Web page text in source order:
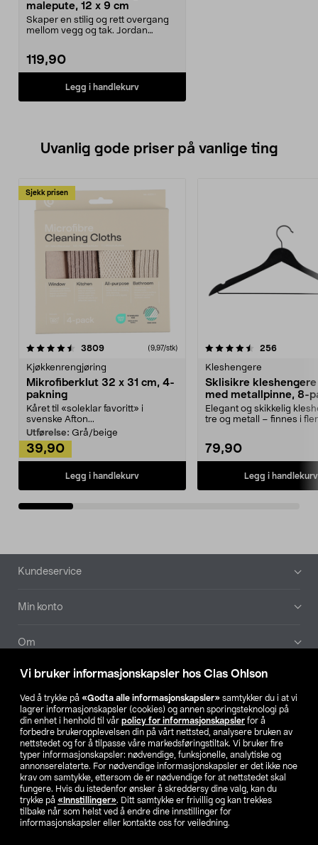
Vi bruker informasjonskapsler hos Clas Ohlson
Ved å trykke på «Godta alle informasjonskapsler» samtykker du i at vi
lagrer informasjonskapsler (cookies) og annen sporingsteknologi på
din enhet i henhold til vår policy for informasjonskapsler for å
forbedre brukeropplevelsen din på vårt nettsted, analysere bruken av
nettstedet og for å tilpasse våre markedsføringstiltak. Vi bruker fire
typer informasjonskapsler: nødvendige, funksjonelle, analytiske og
annonserelaterte. For nødvendige informasjonskapsler er det ikke noe
krav om samtykke, ettersom de er nødvendige for at nettstedet skal
fungere. Hvis du istedenfor ønsker å skreddersy dine valg, kan du
trykke på «Innstillinger». Ditt samtykke er frivillig og kan trekkes
tilbake når som helst ved å endre dine innstillinger for
informasjonskapsler eller kontakte oss for veiledning.
malepute, 12 x 9 cm
Skaper en stilig og rett overgang
mellom vegg og tak. Jordan
119,90
Legg i handlekurv
Uvanlig gode priser på vanlige ting
Sjekk prisen
3809anmeldelser(9,97/stk)
Kjøkkenrengjøring
Mikrofiberklut 32 x 31 cm, 4-
pakning
Kåret til «soleklar favoritt» i
svenske Afton...
Utførelse: Grå/beige
39,90
Legg i handlekurv
4.5av 5 stjerner 256
Kleshengere
Sklisikre
med metallpinne, 8-
Elegant og skikkelig
tre og metall – finnes i
79,90
Legg i handlekurv
4.5av 5 stjerner
Bunntekst
Kundeservice
Min konto
Om
Aktuelt
Våre selskaper
Finn din butikk
SE NO FI